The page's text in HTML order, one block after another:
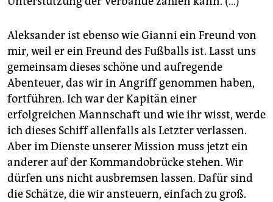
Aleksander ist ebenso wie Gianni ein Freund von
mir, weil er ein Freund des Fußballs ist. Lasst uns
gemeinsam dieses schöne und aufregende
Abenteuer, das wir in Angriff genommen haben,
fortführen. Ich war der Kapitän einer
erfolgreichen Mannschaft und wie ihr wisst, werde
ich dieses Schiff allenfalls als Letzter verlassen.
Aber im Dienste unserer Mission muss jetzt ein
anderer auf der Kommandobrücke stehen. Wir
dürfen uns nicht ausbremsen lassen. Dafür sind
die Schätze, die wir ansteuern, einfach zu groß.